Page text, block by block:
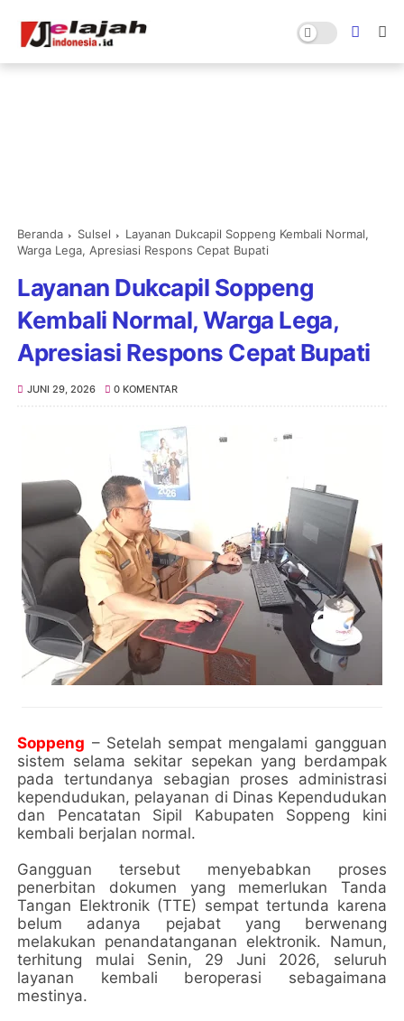
Beranda Sulsel
Layanan Dukcapil Soppeng Kembali Normal,
Warga Lega, Apresiasi Respons Cepat Bupati
Layanan Dukcapil Soppeng
Kembali Normal, Warga Lega,
Apresiasi Respons Cepat Bupati
JUNI 29, 2026 0 KOMENTAR
Soppeng – Setelah sempat mengalami gangguan
sistem selama sekitar sepekan yang berdampak
pada tertundanya sebagian proses administrasi
kependudukan, pelayanan di Dinas Kependudukan
dan Pencatatan Sipil Kabupaten Soppeng kini
kembali berjalan normal.
Gangguan tersebut menyebabkan proses
penerbitan dokumen yang memerlukan Tanda
Tangan Elektronik (TTE) sempat tertunda karena
belum adanya pejabat yang berwenang
melakukan penandatanganan elektronik. Namun,
terhitung mulai Senin, 29 Juni 2026, seluruh
layanan kembali beroperasi sebagaimana
mestinya.